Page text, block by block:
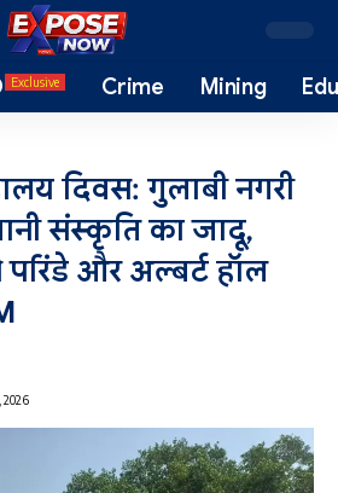
Exclusive Crime Mining
दिवस: गुलाबी नगरी
संस्कृति का जादू,
और अल्बर्ट हॉल
2026